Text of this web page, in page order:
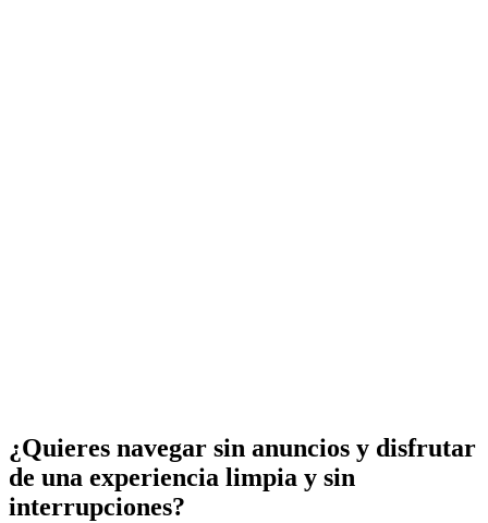
¿Quieres navegar sin anuncios y disfrutar
de una experiencia limpia y sin
interrupciones?